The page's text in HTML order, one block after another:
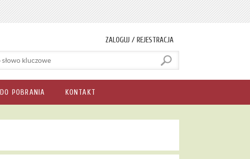
ZALOGUJ / REJESTRACJA
DO POBRANIA KONTAKT